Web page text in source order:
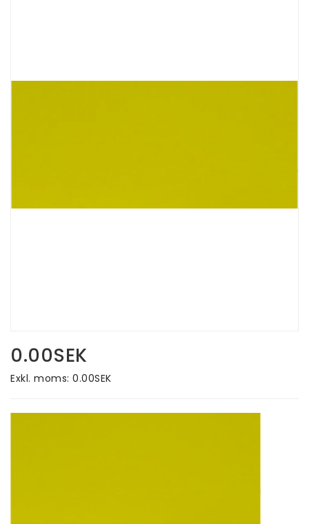
0.00SEK
Exkl. moms: 0.00SEK